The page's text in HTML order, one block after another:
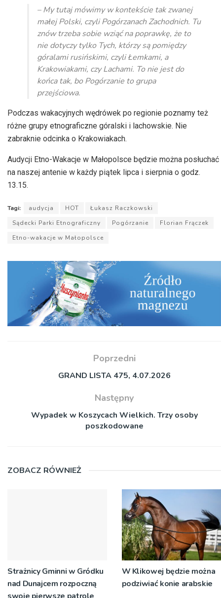
dźwiękowych– My tutaj mówimy w kontekście tak zwanej
małej Polski, czyli Pogórzanach Zachodnich. Tu
znów trzeba sobie wziąć na poprawkę, że to
nie dotyczy tylko Tych, którzy są pomiędzy
góralami rusińskimi, czyli Łemkami, a
Krakowiakami, czy Lachami. To nie jest do
końca tak, bo Pogórzanie to grupa
przejściowa.
Podczas wakacyjnych wędrówek po regionie poznamy też
różne grupy etnograficzne góralski i lachowskie. Nie
zabraknie odcinka o Krakowiakach.
Audycji Etno-Wakacje w Małopolsce będzie można posłuchać
na naszej antenie w każdy piątek lipca i sierpnia o godz.
13.15.
Tagi: audycja HOT
Łukasz Raczkowski
Sądecki Parki Etnograficzny
Pogórzanie
Florian Frączek
Etno-wakacje w Małopolsce
Poprzedni
GRAND LISTA 475, 4.07.2026
Następny
Wypadek w Koszycach Wielkich. Trzy osoby
poszkodowane
ZOBACZ RÓWNIEŻ
Strażnicy Gminni w Gródku
nad Dunajcem rozpoczną
W Klikowej będzie można
podziwiać konie arabskie